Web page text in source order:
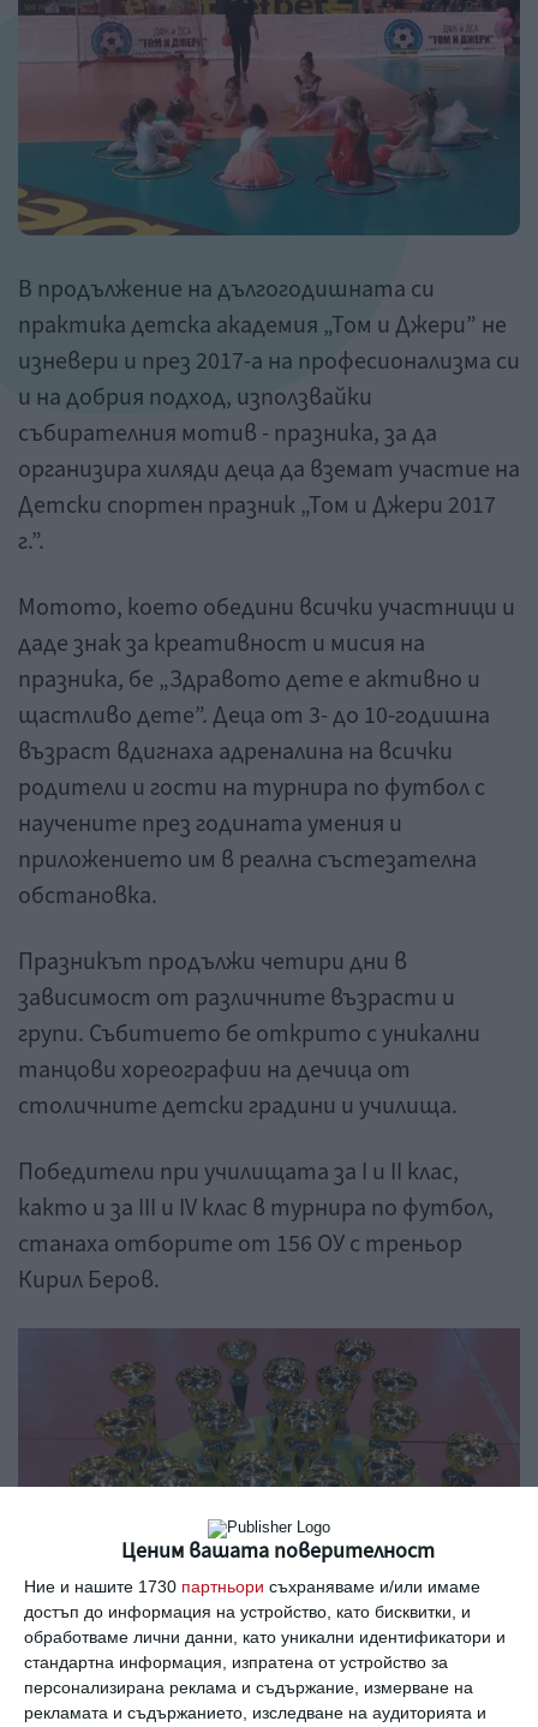
Ценим вашата поверителност
Ние и нашите 1730 партньори съхраняваме и/или имаме
достъп до информация на устройство, като бисквитки, и
обработваме лични данни, като уникални идентификатори и
стандартна информация, изпратена от устройство за
персонализирана реклама и съдържание, измерване на
рекламата и съдържанието, изследване на аудиторията и
В продължение на дългогодишната си
практика детска академия „Том и Джери” не
изневери и през 2017-а на професионализма си
и на добрия подход, използвайки
събирателния мотив - празника, за да
организира хиляди деца да вземат участие на
Детски спортен празник „Том и Джери 2017
г.”.
Мотото, което обедини всички участници и
даде знак за креативност и мисия на
празника, бе „Здравото дете e активно и
щастливо дете”. Деца от 3- до 10-годишна
възраст вдигнаха адреналина на всички
родители и гости на турнира по футбол с
научените през годината умения и
приложението им в реална състезателна
обстановка.
Празникът продължи четири дни в
зависимост от различните възрасти и
групи. Събитието бе открито с уникални
танцови хореографии на дечица от
столичните детски градини и училища.
Победители при училищата за I и II клас,
както и за III и IV клас в турнира по футбол,
станаха отборите от 156 ОУ с треньор
Кирил Беров.